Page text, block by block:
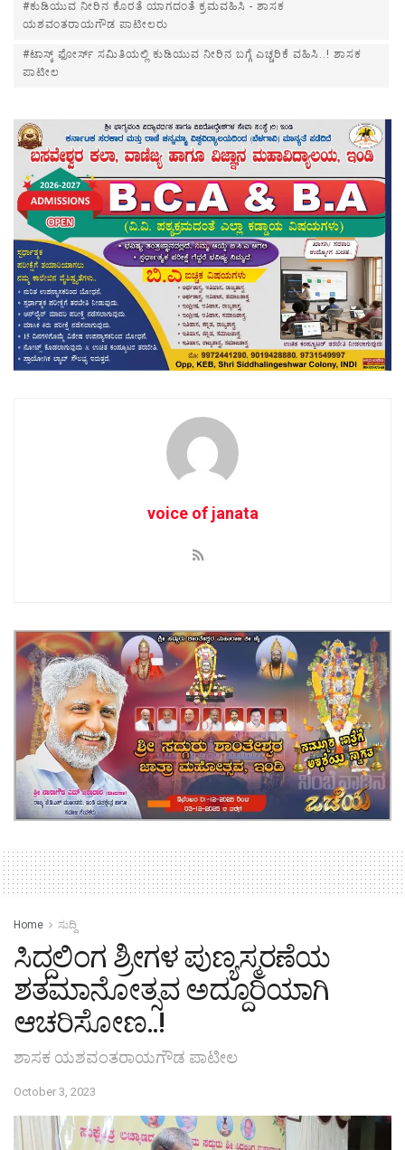
#ಕುಡಿಯುವ ನೀರಿನ ಕೊರತೆ ಯಾಗದಂತೆ ಕ್ರಮವಹಿಸಿ - ಶಾಸಕ
ಯಶವಂತರಾಯಗೌಡ ಪಾಟೀಲರು
#ಟಾಸ್ಕ್ ಫೋರ್ಸ್ ಸಮಿತಿಯಲ್ಲಿ ಕುಡಿಯುವ ನೀರಿನ ಬಗ್ಗೆ ಎಚ್ಚರಿಕೆ ವಹಿಸಿ..! ಶಾಸಕ‌
ಪಾಟೀಲ
voice of janata
Home ಸುದ್ದಿ
ಸಿದ್ದಲಿಂಗ ಶ್ರೀಗಳ ಪುಣ್ಯಸ್ಮರಣೆಯ
ಶತಮಾನೋತ್ಸವ ಅದ್ದೂರಿಯಾಗಿ
ಆಚರಿಸೋಣ..!
ಶಾಸಕ ಯಶವಂತರಾಯಗೌಡ ಪಾಟೀಲ
October 3, 2023